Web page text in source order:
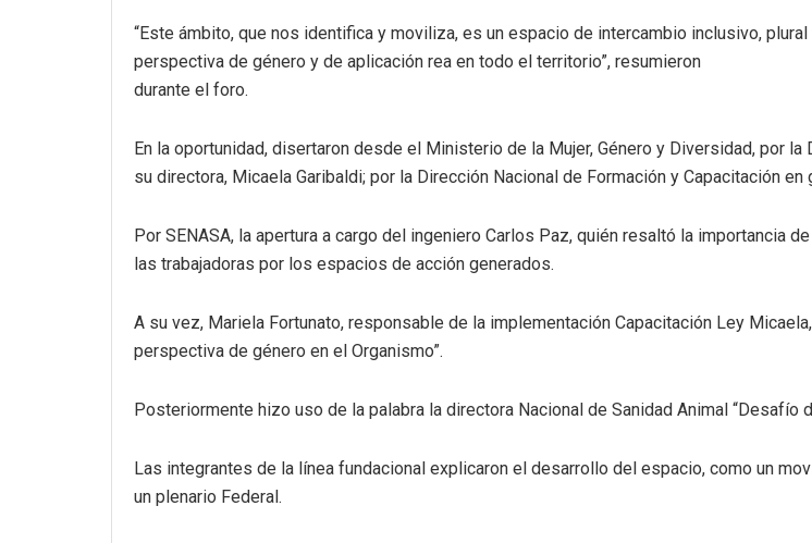
“Este ámbito, que nos identifica y moviliza, es un espacio de intercambio inclusivo,
perspectiva de género y de aplicación rea en todo el territorio”, resumieron
durante el foro.
En la oportunidad, disertaron desde el Ministerio de la Mujer, Género y Diversidad, por
su directora, Micaela Garibaldi; por la Dirección Nacional de Formación y Capacitación
Por SENASA, la apertura a cargo del ingeniero Carlos Paz, quién resaltó la
las trabajadoras por los espacios de acción generados.
A su vez, Mariela Fortunato, responsable de la implementación Capacitación Ley
perspectiva de género en el Organismo”.
Posteriormente hizo uso de la palabra la directora Nacional de Sanidad Animal “Desafío
Las integrantes de la línea fundacional explicaron el desarrollo del espacio, como un
un plenario Federal.